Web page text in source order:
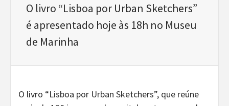
O livro “Lisboa por Urban Sketchers”
é apresentado hoje às 18h no Museu
de Marinha
O livro “Lisboa por Urban Sketchers”, que reúne